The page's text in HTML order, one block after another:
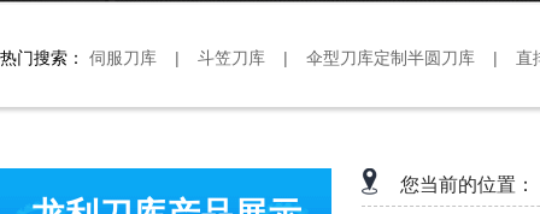
热门搜索： 伺服刀库 | 斗笠刀库 | 伞型刀库定制半圆刀库 | 直
您当前的位置：